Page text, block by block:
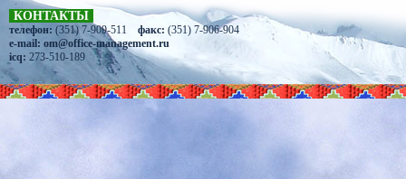
КОНТАКТЫ
телефон: (351) 7-909-511 факс: (351) 7-906-904
e-mail: om@office-management.ru
icq: 273-510-189